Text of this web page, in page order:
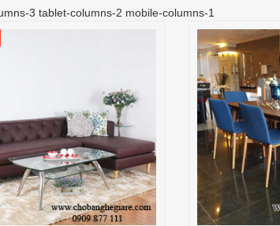
3 tablet-columns-2 mobile-columns-1